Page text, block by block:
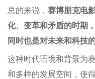
总的来说， 赛博朋克电
化、变革和矛盾的时期
同时也是对未来和科技
这种时代语境和背景为
和多样的发展空间，使